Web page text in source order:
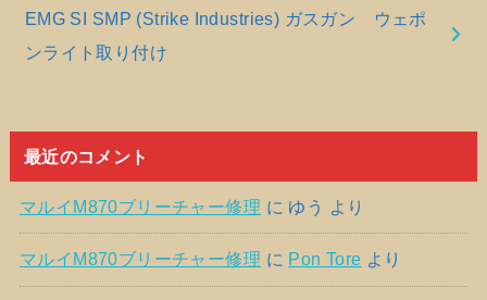
EMG SI SMP (Strike Industries) ガスガン ウェポ
ンライト取り付け
最近のコメント
マルイM870ブリーチャー修理 に ゆう より
マルイM870ブリーチャー修理 に Pon Tore より